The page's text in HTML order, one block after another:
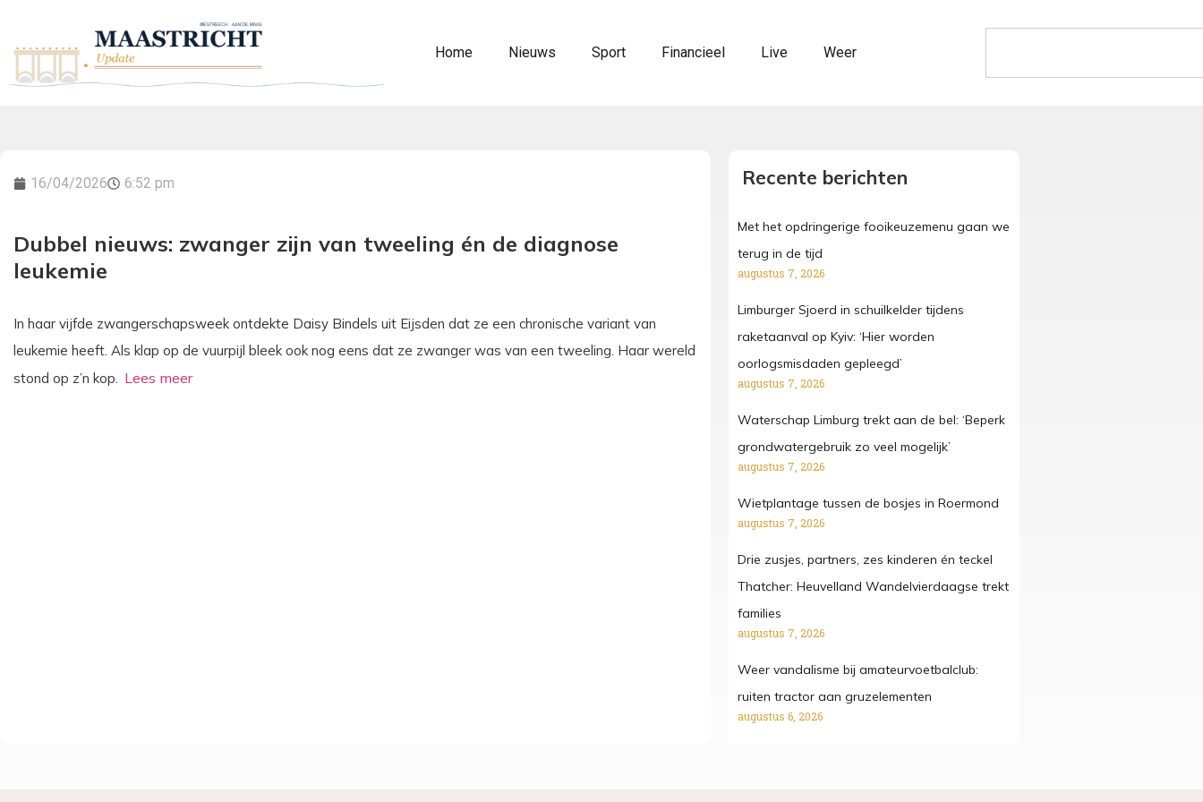
Home Nieuws Sport Financieel Live Weer
16/04/2026 6:52 pm
Dubbel nieuws: zwanger zijn van tweeling én de diagnose
leukemie
In haar vijfde zwangerschapsweek ontdekte Daisy Bindels uit Eijsden dat ze een chronische variant van
leukemie heeft. Als klap op de vuurpijl bleek ook nog eens dat ze zwanger was van een tweeling. Haar wereld
stond op z’n kop.
Recente berichten
Met het opdringerige fooikeuzemenu gaan we
terug in de tijd
augustus 7, 2026
Limburger Sjoerd in schuilkelder tijdens
raketaanval op Kyiv: ‘Hier worden
oorlogsmisdaden gepleegd’
augustus 7, 2026
Waterschap Limburg trekt aan de bel: ‘Beperk
grondwatergebruik zo veel mogelijk’
augustus 7, 2026
Wietplantage tussen de bosjes in Roermond
augustus 7, 2026
Drie zusjes, partners, zes kinderen én teckel
Thatcher: Heuvelland Wandelvierdaagse trekt
families
augustus 7, 2026
Weer vandalisme bij amateurvoetbalclub:
ruiten tractor aan gruzelementen
augustus 6, 2026